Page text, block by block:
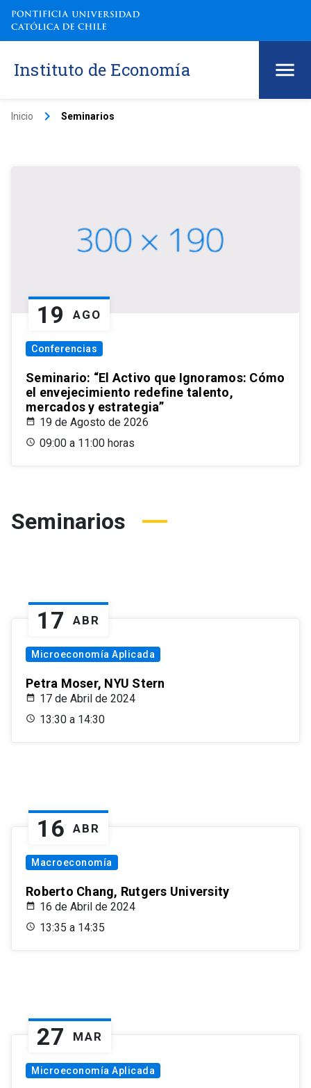
Instituto de Economía
Inicio keyboard_arrow_right Seminarios
19 AGO
Conferencias
Seminario: “El Activo que Ignoramos: Cómo
el envejecimiento redefine talento,
mercados y estrategia”
19 de Agosto de 2026
09:00 a 11:00 horas
Seminarios
17 ABR
Microeconomía Aplicada
Petra Moser, NYU Stern
17 de Abril de 2024
13:30 a 14:30
16 ABR
Macroeconomía
Roberto Chang, Rutgers University
16 de Abril de 2024
13:35 a 14:35
27 MAR
Microeconomía Aplicada